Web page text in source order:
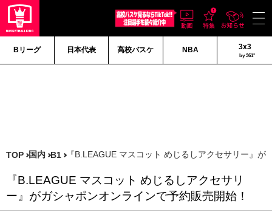
Bリーグ 日本代表 高校バスケ NBA 3x3
by 361°
TOP 国内 B1 『B.LEAGUE マスコット めじるしアクセサリー』が
『B.LEAGUE マスコット めじるしアクセサリ
ー』がガシャポンオンラインで予約販売開始！